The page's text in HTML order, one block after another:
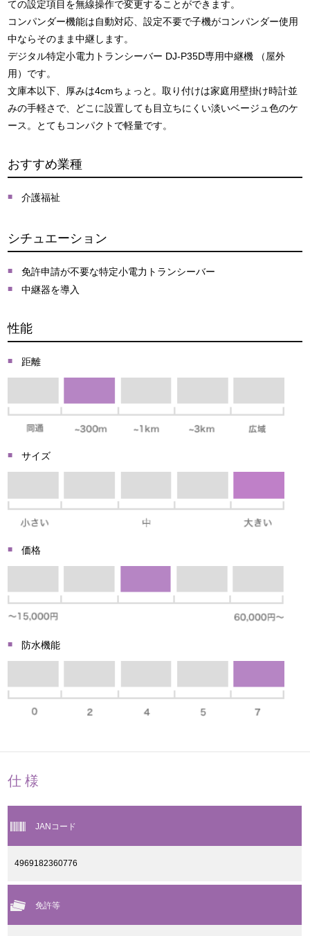
ての設定項目を無線操作で変更することができます。
コンパンダー機能は自動対応、設定不要で子機がコンパンダー使用
中ならそのまま中継します。
デジタル特定小電力トランシーバー DJ-P35D専用中継機 （屋外
用）です。
文庫本以下、厚みは4cmちょっと。取り付けは家庭用壁掛け時計並
みの手軽さで、どこに設置しても目立ちにくい淡いベージュ色のケ
ース。とてもコンパクトで軽量です。
おすすめ業種
介護福祉
シチュエーション
免許申請が不要な特定小電力トランシーバー
中継器を導入
性能
距離
サイズ
価格
防水機能
仕様
JANコード
4969182360776
免許等